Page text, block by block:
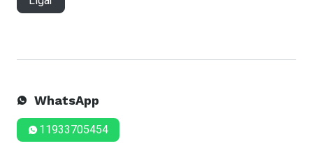
WhatsApp
11933705454